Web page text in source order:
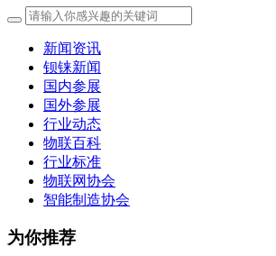
新闻资讯
钡铼新闻
国内参展
国外参展
行业动态
物联百科
行业标准
物联网协会
智能制造协会
为你推荐